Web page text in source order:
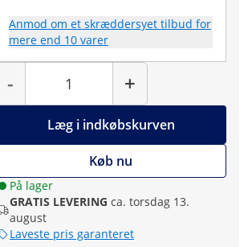
Anmod om et skræddersyet tilbud for
mere end 10 varer
-
Antal
+
Læg i indkøbskurven
Køb nu
På lager
GRATIS LEVERING ca. torsdag 13.
august
Laveste pris garanteret